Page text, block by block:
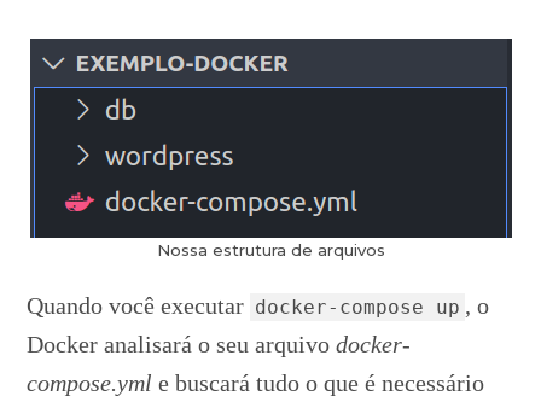
Nossa estrutura de arquivos
Quando você executar docker-compose up , o
Docker analisará o seu arquivodocker-
compose.yml e buscará tudo o que é necessário